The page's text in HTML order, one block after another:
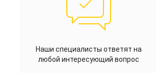
Наши специалисты ответят на
любой интересующий вопрос